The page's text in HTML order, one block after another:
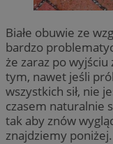
Białe obuwie ze
bardzo
że zaraz po
tym, nawet jeśli
wszystkich sił, nie
czasem naturalnie
tak aby znów
znajdziemy poniżej.